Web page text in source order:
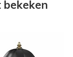
bekeken